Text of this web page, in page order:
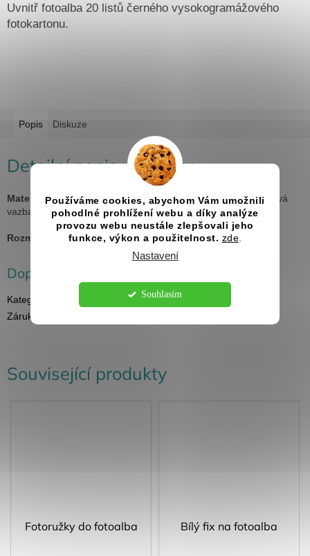
Používáme cookies, abychom Vám umožnili
pohodlné prohlížení webu a díky analýze
provozu webu neustále zlepšovali jeho
funkce, výkon a použitelnost. zde.
Nastavení
Souhlasím
Uvnitř fotoalba 20 listů černého vysokogramážového
fotokartonu.
Související produkty
Fotoružky do fotoalba Bílý fix na fotoalba
Popis Diskuze
Detailní popis produktu
Materiál:topol, uvnitř 20 listů fotokartonu v černé barvě, kovová
vazba
Rozměry:
Doplňkové parametry
Kategorie
Svatební fotoalba
Záruka